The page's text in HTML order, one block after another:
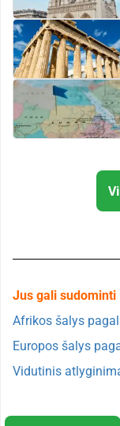
Jus gali sudominti
Afrikos šalys
Europos šalys
Vidutinis